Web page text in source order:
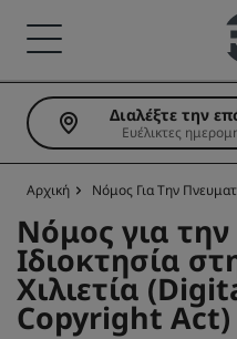
Οι επωνυμίες μας
Radisson Collection
Radisson
Βρείτε το
Θέρετρα
Επιπλωμένα
Συναντήσεις και
Κάντε κράτηση για
Ζητήστε προσφορά
Αναζήτηση
Εστίαση
Ψηφιακές
Προσφορές
Πρώτη φορά που
Προσφορά της ημέρας
Ιδέες για ταξίδια
Rad Pets
Χώροι γάμων
Radisson Rewards
Προνόμια μελών
Πώς θα
Διαλέξτε την
Αρχική Νόμος Για Την
Νόμος για
Ιδιοκτησία
Χιλιετία
Copyright Act)